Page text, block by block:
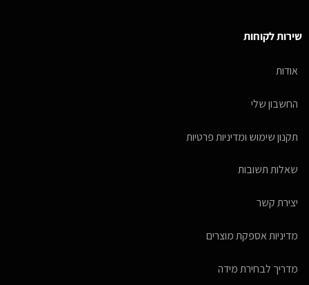
שירות לקוחות
אודות
החשבון שלי
תקנון שימוש ומדיניות פרטיות
שאלות תשובות
יצירת קשר
מדיניות אספקת מוצרים
מדריך לבחירת מידה